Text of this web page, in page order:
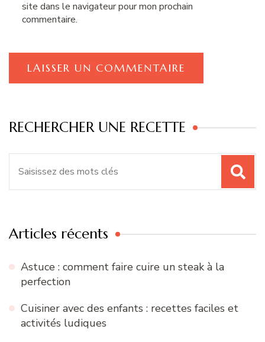
site dans le navigateur pour mon prochain
commentaire.
RECHERCHER UNE RECETTE
Articles récents
Astuce : comment faire cuire un steak à la
perfection
Cuisiner avec des enfants : recettes faciles et
activités ludiques